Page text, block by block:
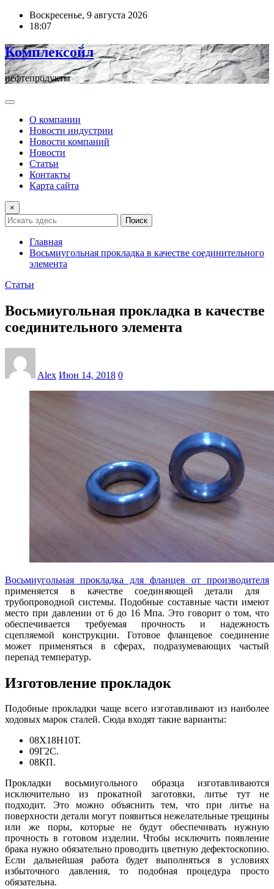
ПерейтиВоскресенье, 9 августа 2026
18:07
Комплексойл
нефтепродукты
О компании
Новости индустрии
Новости компаний
Новости
Статьи
Контакты
Карта сайта
×
Поиск
Главная
Восьмиугольная прокладка в качестве соединительного
элемента
Статьи
Восьмиугольная прокладка в качестве
соединительного элемента
Alex Июн 14, 2018 0
Восьмиугольная прокладка для фланцев от производителя
применяется в качестве соединяющей детали для
трубопроводной системы. Подобные составные части имеют
место при давлении от 6 до 16 Мпа. Это говорит о том, что
обеспечивается требуемая прочность и надежность
сцепляемой конструкции. Готовое фланцевое соединение
может применяться в сферах, подразумевающих частый
перепад температур.
Изготовление прокладок
Подобные прокладки чаще всего изготавливают из наиболее
ходовых марок сталей. Сюда входят такие варианты:
08Х18Н10Т.
09Г2С.
08КП.
Прокладки восьмиугольного образца изготавливаются
исключительно из прокатной заготовки, литье тут не
подходит. Это можно объяснить тем, что при литье на
поверхности детали могут появиться нежелательные трещины
или же поры, которые не будут обеспечивать нужную
прочность в готовом изделии. Чтобы исключить появление
брака нужно обязательно проводить цветную дефектоскопию.
Если дальнейшая работа будет выполняться в условиях
избыточного давления, то подобная процедура просто
обязательна.